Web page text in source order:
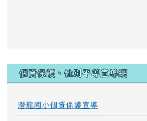
個資保護、性別平等宣導網
潛龍國小個資保護宣導